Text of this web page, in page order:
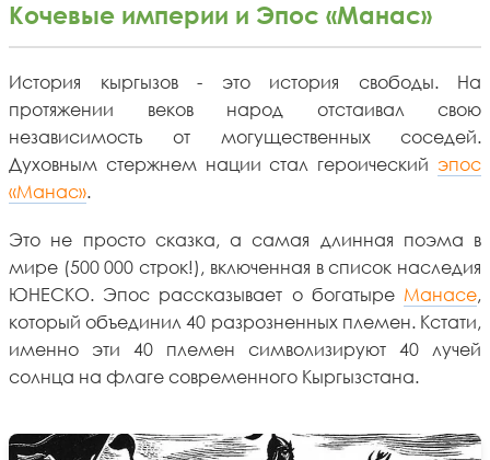
Кочевые империи и Эпос «Манас»
История кыргызов - это история свободы. На
протяжении веков народ отстаивал свою
независимость от могущественных соседей.
Духовным стержнем нации стал героический эпос
«Манас».
Это не просто сказка, а самая длинная поэма в
мире (500 000 строк!), включенная в список наследия
ЮНЕСКО. Эпос рассказывает о богатыре Манасе,
который объединил 40 разрозненных племен. Кстати,
именно эти 40 племен символизируют 40 лучей
солнца на флаге современного Кыргызстана.